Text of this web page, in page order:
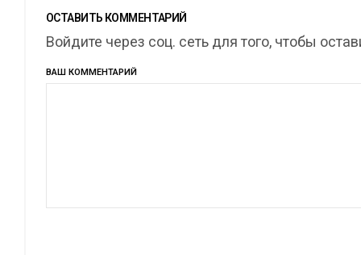
ОСТАВИТЬ КОММЕНТАРИЙ
Войдите через соц. сеть для того, чтобы
ВАШ КОММЕНТАРИЙ